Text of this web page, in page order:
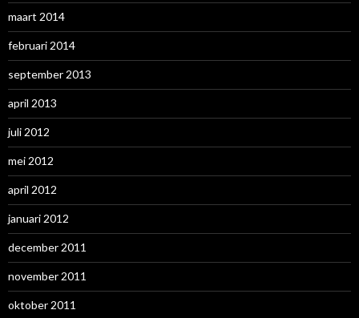
maart 2014
februari 2014
september 2013
april 2013
juli 2012
mei 2012
april 2012
januari 2012
december 2011
november 2011
oktober 2011